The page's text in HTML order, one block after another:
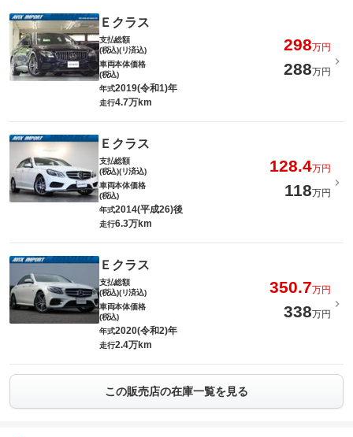
Ｅクラス
支払総額
(税込)(リ済込)
298万円
車両本体価格
(税込)
288万円
年式2019(令和1)年
走行4.7万km
Ｅクラス
支払総額
(税込)(リ済込)
128.4万円
車両本体価格
(税込)
118万円
年式2014(平成26)後
走行6.3万km
Ｅクラス
支払総額
(税込)(リ済込)
350.7万円
車両本体価格
(税込)
338万円
年式2020(令和2)年
走行2.4万km
この販売店の在庫一覧を見る